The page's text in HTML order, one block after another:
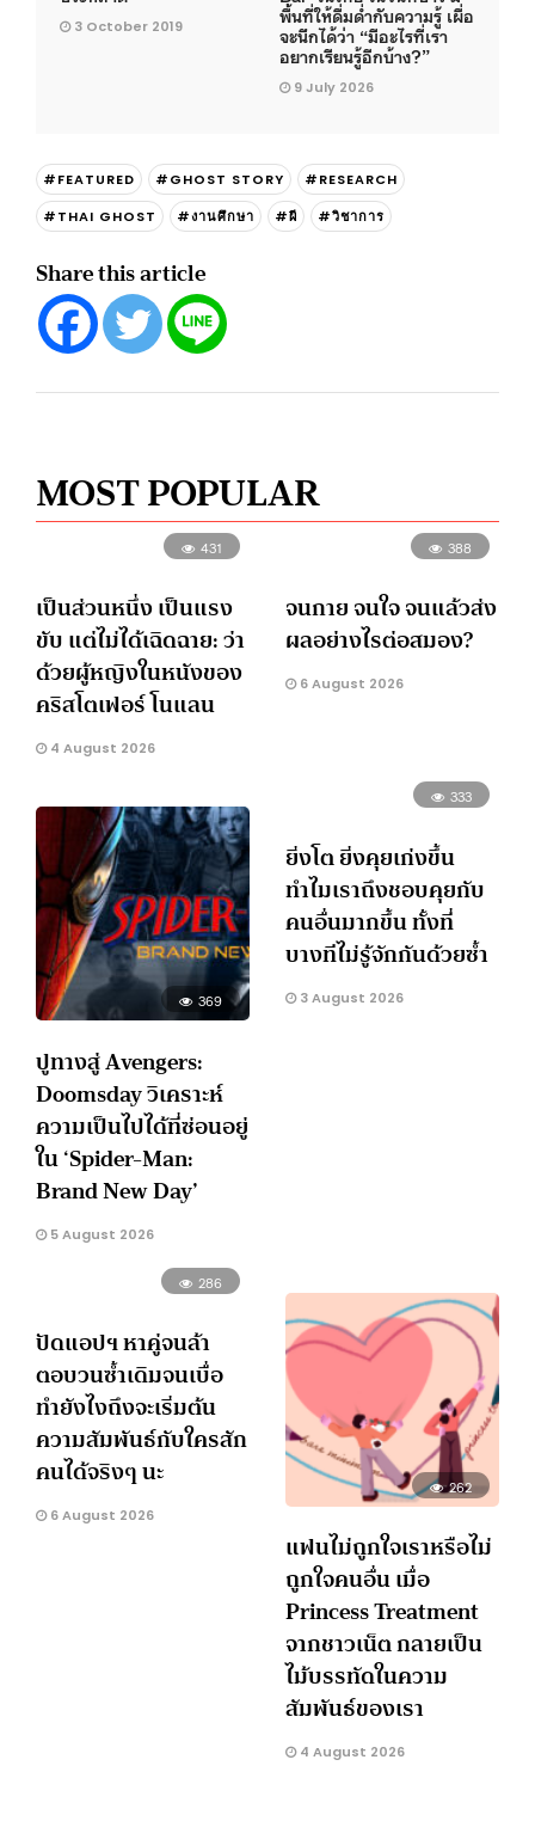
3 October 2019
พื้นที่ให้ดื่มด่ำกับความรู้ เผื่อ
จะนึกได้ว่า “มีอะไรที่เรา
อยากเรียนรู้อีกบ้าง?”
9 July 2026
#FEATURED #GHOST STORY
#RESEARCH
#THAI GHOST
#งานศึกษา #ผี #วิชาการ
Share this article
MOST POPULAR
431
เป็นส่วนหนึ่ง เป็นแรง
ขับ แต่ไม่ได้เฉิดฉาย: ว่า
ด้วยผู้หญิงในหนังของ
คริสโตเฟอร์ โนแลน
4 August 2026
388
จนกาย จนใจ จนแล้วส่ง
ผลอย่างไรต่อสมอง?
6 August 2026
369
ปูทางสู่ Avengers:
Doomsday วิเคราะห์
ความเป็นไปได้ที่ซ่อนอยู่
ใน ‘Spider-Man:
Brand New Day’
5 August 2026
333
ยิ่งโต ยิ่งคุยเก่งขึ้น
ทำไมเราถึงชอบคุยกับ
คนอื่นมากขึ้น ทั้งที่
บางทีไม่รู้จักกันด้วยซ้ำ
3 August 2026
286
ปัดแอปฯ หาคู่จนล้า
ตอบวนซ้ำเดิมจนเบื่อ
ทำยังไงถึงจะเริ่มต้น
ความสัมพันธ์กับใครสัก
คนได้จริงๆ นะ
6 August 2026
262
แฟนไม่ถูกใจเราหรือไม่
ถูกใจคนอื่น เมื่อ
Princess Treatment
จากชาวเน็ต กลายเป็น
ไม้บรรทัดในความ
สัมพันธ์ของเรา
4 August 2026